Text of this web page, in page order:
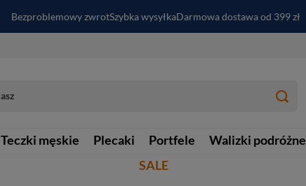
Bezproblemowy zwrotSzybka wysyłkaDarmowa dostawa od 399 zł
Teczki męskie Plecaki Portfele Walizki podróżne
SALE